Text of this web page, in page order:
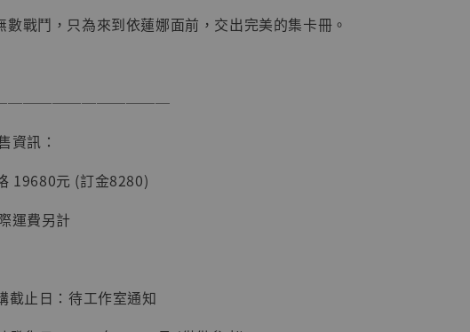
【現貨】
可動蒐藏人偶 讓子
子 [BK01]
數戰鬥，只為來到依蓮娜面前，交出完美的集卡冊。
資訊：
19680元 (訂金8280)
運費另計
截止日：待工作室通知